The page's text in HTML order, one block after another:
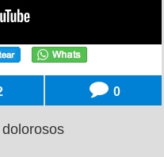
0